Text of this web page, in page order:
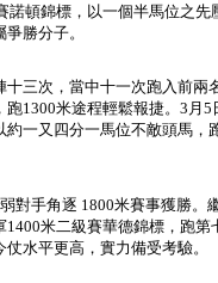
諾頓錦標，以一個半馬位之先
勝分子。
十三次，當中十一次跑入前兩
跑1300米途程輕鬆報捷。3月
約一又四分一馬位不敵頭馬，
對手角逐 1800米賽事獲勝。
1400米二級賽華德錦標，跑
水平更高，實力備受考驗。